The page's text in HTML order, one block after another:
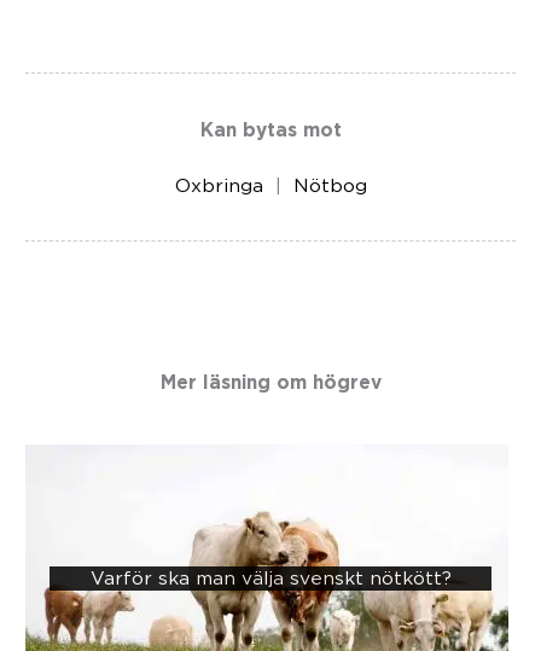
Kan bytas mot
Oxbringa Nötbog
Mer läsning om högrev
Varför ska man välja svenskt nötkött?